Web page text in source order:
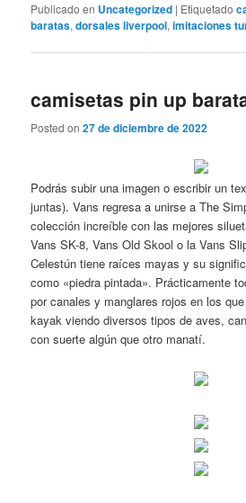
Publicado en Uncategorized | Etiquetado
baratas,dorsales liverpool,imitaciones
camisetas pin up
Posted on27 de diciembre de 2022
Podrás subir una imagen o escribir un
juntas). Vans regresa a unirse a The
colección increíble con las mejores
Vans SK-8, Vans Old Skool o la Vans
Celestún tiene raíces mayas y su
como «piedra pintada». Prácticamente
por canales y manglares rojos en los
kayak viendo diversos tipos de aves,
con suerte algún que otro manatí.